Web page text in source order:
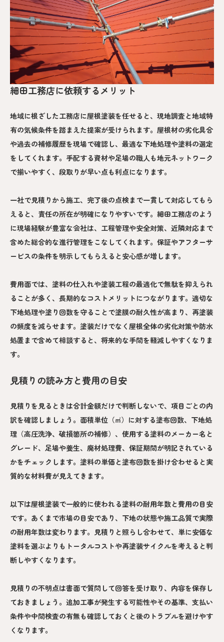
細田工務店に依頼するメリット
地域に根ざした工務店に屋根塗装を任せると、現地調査と地域特
有の気候条件を踏まえた提案が受けられます。屋根材の劣化具合
や過去の補修履歴を現場で確認し、最適な下地処理や塗料の選定
をしてくれます。手配する資材や足場の職人も地元ネットワーク
で揃いやすく、段取りが早い点も利点になります。
一社で見積りから施工、完了後の点検まで一貫して対応してもら
えると、責任の所在が明確になりやすいです。細田工務店のよう
に現場経験が豊富な会社は、工程管理や安全対策、近隣対応まで
含めた総合的な進行管理をこなしてくれます。保証やアフターサ
ービスの条件を明示してもらえると安心感が増します。
費用面では、塗料の仕入れや塗装工程の最適化で無駄を抑えられ
ることが多く、長期的なコストメリットにつながります。適切な
下地処理や塗り回数を守ることで塗膜の耐久性が高まり、再塗装
の頻度を減らせます。塗装だけでなく屋根全体の劣化対策や防水
処置まで含めて相談すると、将来的な手間を軽減しやすくなりま
す。
見積りの読み方と費用の目安
見積りを見るときは合計金額だけで判断しないで、項目ごとの内
訳を確認しましょう。面積単位（㎡）に対する塗布回数、下地処
理（高圧洗浄、破損箇所の補修）、使用する塗料のメーカー名と
グレード、足場や養生、廃材処理費、保証期間が明記されている
かをチェックします。塗料の単価と塗布回数を掛け合わせると実
質的な材料費が見えてきます。
以下は屋根塗装で一般的に使われる塗料の耐用年数と費用の目安
です。あくまで市場の目安であり、下地の状態や施工品質で実際
の耐用年数は変わります。見積りと照らし合わせて、単に安価な
塗料を選ぶよりもトータルコストや再塗装サイクルを考えると判
断しやすくなります。
見積りの不明点は書面で質問して回答を受け取り、内容を保存し
ておきましょう。追加工事が発生する可能性やその基準、支払い
条件や中間検査の有無も確認しておくと後のトラブルを避けやす
くなります。